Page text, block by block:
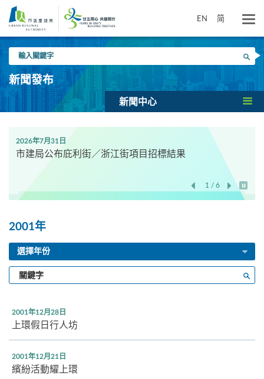
要
EN 简
入
關
鍵
搜尋
新聞發布
新聞中心
2026年7月31日
市建局公布庇利街／浙江街項目招標結果
1 / 6
開始/
2001年
選擇年份
輸
入
鍵
字
2001年12月28日
上環假日行人坊
2001年12月21日
繽紛活動耀上環